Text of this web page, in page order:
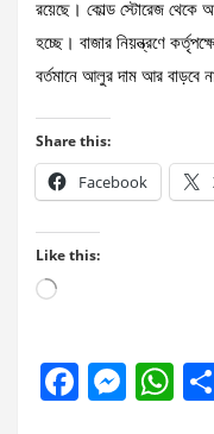
রয়েছে। কোল্ড স্টোরেজ থেকে
হচ্ছে। বাজার নিয়ন্ত্রণে
বর্তমানে আলুর দাম আর বাড়বে
Share this:
Facebook
Like this:
Loading…
F
M
W